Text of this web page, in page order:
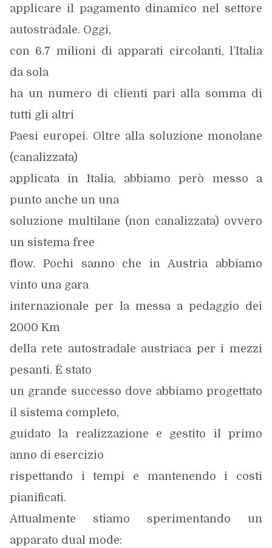
applicare il pagamento dinamico nel settore
autostradale. Oggi,
con 6.7 milioni di apparati circolanti, l’Italia
da sola
ha un numero di clienti pari alla somma di
tutti gli altri
Paesi europei. Oltre alla soluzione monolane
(canalizzata)
applicata in Italia, abbiamo però messo a
punto anche un una
soluzione multilane (non canalizzata) ovvero
un sistema free
flow. Pochi sanno che in Austria abbiamo
vinto una gara
internazionale per la messa a pedaggio dei
2000 Km
della rete autostradale austriaca per i mezzi
pesanti. È stato
un grande successo dove abbiamo progettato
il sistema completo,
guidato la realizzazione e gestito il primo
anno di esercizio
rispettando i tempi e mantenendo i costi
pianificati.
Attualmente stiamo sperimentando un
apparato dual mode: